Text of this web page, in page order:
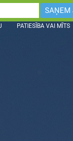
PATIESĪBA VAI MĪTS